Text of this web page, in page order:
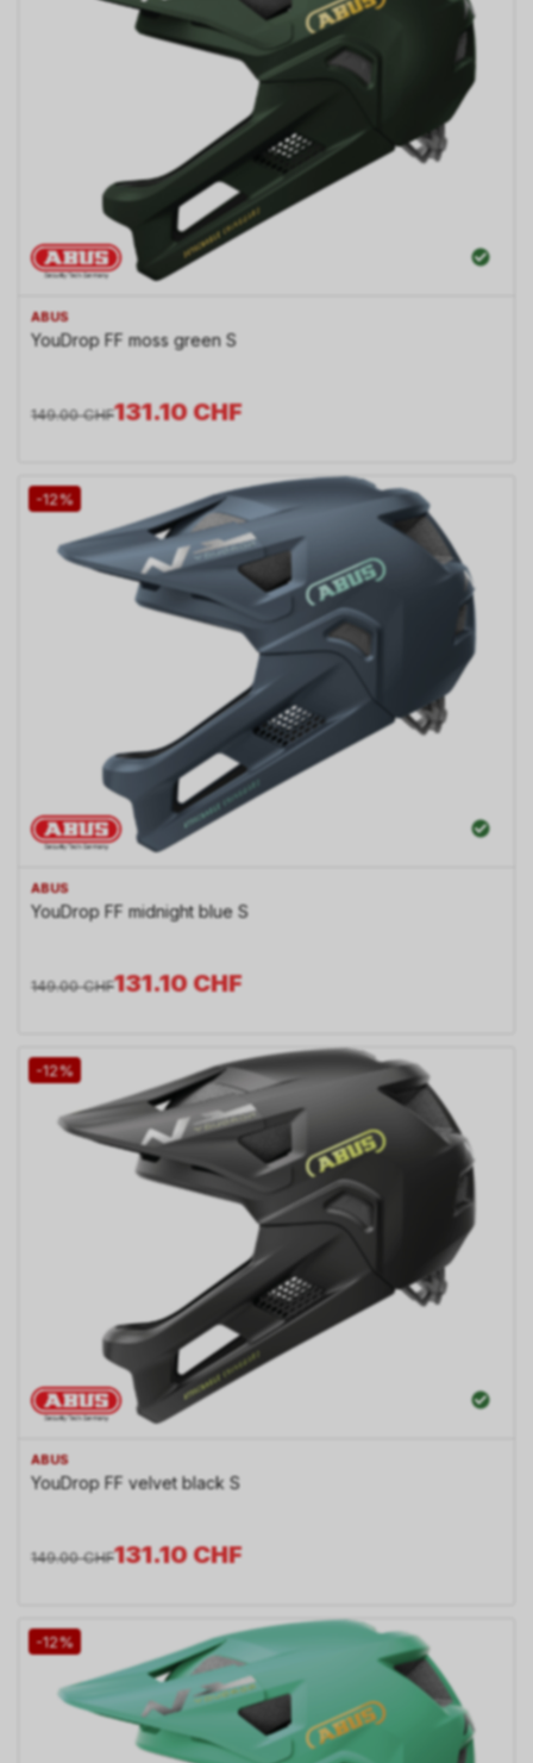
ABUS
YouDrop FF moss green S
131.10CHF
149.00 CHF
-12%
ABUS
YouDrop FF midnight blue S
131.10CHF
149.00 CHF
-12%
ABUS
YouDrop FF velvet black S
131.10CHF
149.00 CHF
-12%